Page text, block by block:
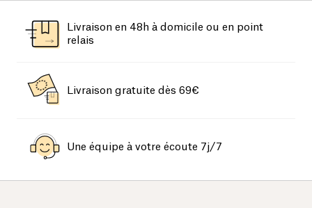
Livraison en 48h à domicile ou en point
relais
Livraison gratuite dès 69€
Une équipe à votre écoute 7j/7